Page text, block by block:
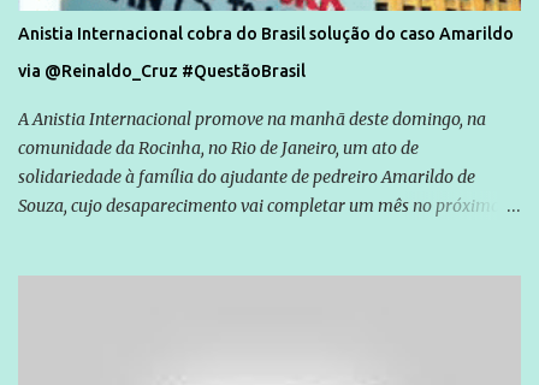
Anistia Internacional cobra do Brasil solução do caso Amarildo
via @Reinaldo_Cruz #QuestãoBrasil
A Anistia Internacional promove na manhã deste domingo, na
comunidade da Rocinha, no Rio de Janeiro, um ato de
solidariedade à família do ajudante de pedreiro Amarildo de
Souza, cujo desaparecimento vai completar um mês no próximo